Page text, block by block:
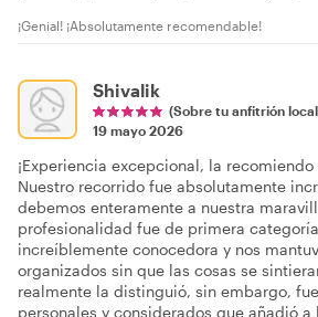
¡Genial! ¡Absolutamente recomendable!
Shivalik
(Sobre tu anfitrión local
19 mayo 2026
¡Experiencia excepcional, la
Nuestro recorrido fue absolutamente
debemos enteramente a nuestra
profesionalidad fue de primera
increíblemente conocedora y nos
organizados sin que las cosas se
realmente la distinguió, sin embargo,
personales y considerados que añadió